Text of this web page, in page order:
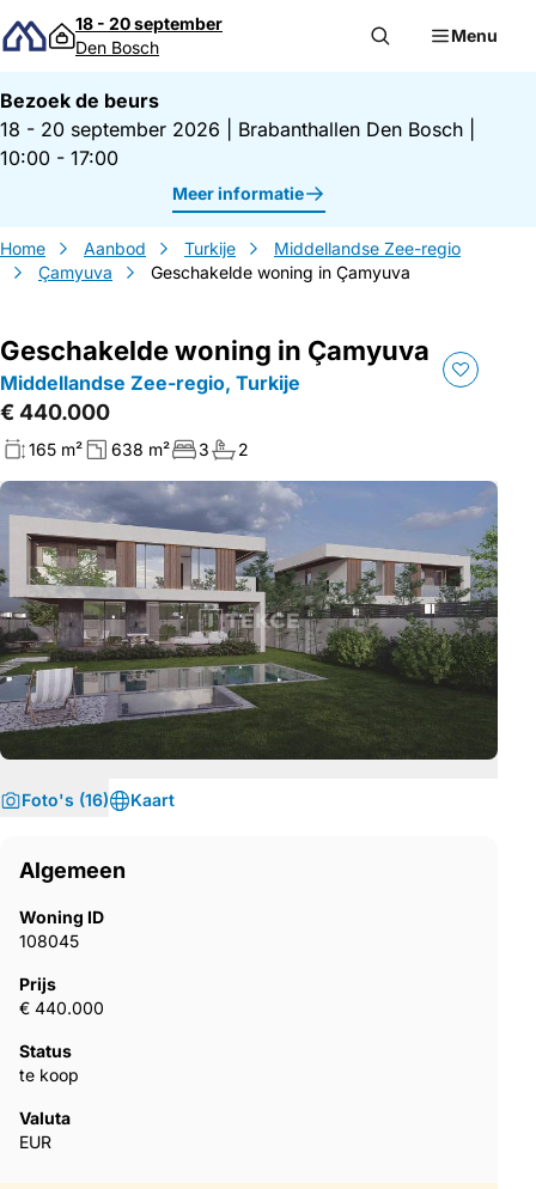
Direct naar inhoud
18 - 20 september
Den Bosch
Menu
Bezoek de beurs
18 - 20 september 2026
Brabanthallen Den Bosch
10:00 - 17:00
Meer informatie
Home Aanbod Turkije
Middellandse Zee-regio
Çamyuva
Geschakelde woning in Çamyuva
Geschakelde woning in Çamyuva
Middellandse Zee-regio, Turkije
€ 440.000
165 m² 638 m² 3 2
Foto's (16) Kaart
Algemeen
Woning ID
108045
Prijs
€ 440.000
Status
te koop
Valuta
EUR